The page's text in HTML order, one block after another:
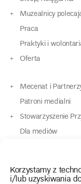
Korzystamy z
i/lub uzyskiwania
Muzealnicy
Praca
Praktyki i
Oferta
Mecenat i
Patroni medialni
Stowarzyszenie
Dla mediów
Dla osób o
Kontakt